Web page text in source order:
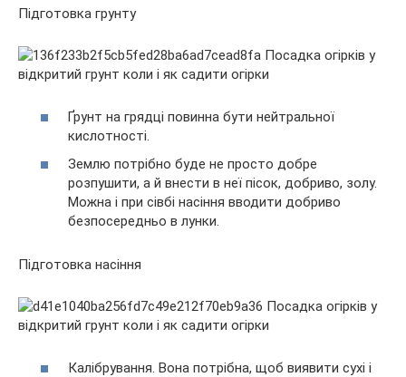
Підготовка грунту
Ґрунт на грядці повинна бути нейтральної
кислотності.
Землю потрібно буде не просто добре
розпушити, а й внести в неї пісок, добриво, золу.
Можна і при сівбі насіння вводити добриво
безпосередньо в лунки.
Підготовка насіння
Калібрування. Вона потрібна, щоб виявити сухі і